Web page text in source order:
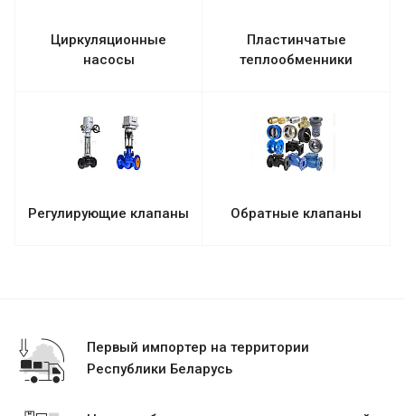
Циркуляционные
насосы
Пластинчатые
теплообменники
Регулирующие клапаны Обратные клапаны
Первый импортер на территории
Республики Беларусь